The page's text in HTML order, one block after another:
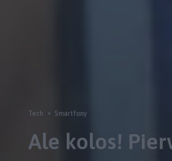
Tech Smartfony
Ale kolos!